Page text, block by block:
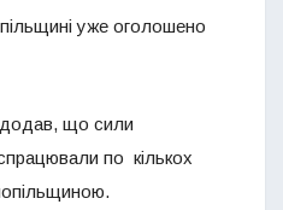
уже оголошено
що сили
по кількох